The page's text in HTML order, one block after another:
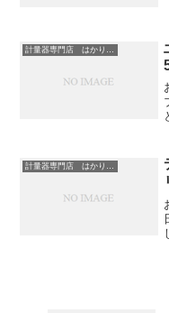
計量器専門店 はかりの三和屋
計量器専門店 はかりの三和屋